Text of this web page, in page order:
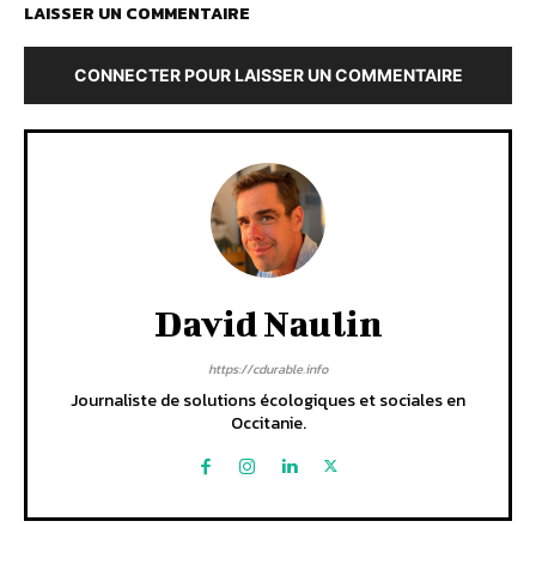
LAISSER UN COMMENTAIRE
CONNECTER POUR LAISSER UN COMMENTAIRE
David Naulin
https://cdurable.info
Journaliste de solutions écologiques et sociales en
Occitanie.